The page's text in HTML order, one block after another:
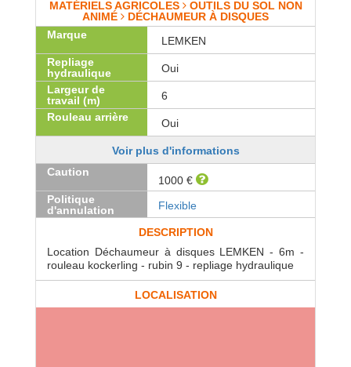
MATÉRIELS AGRICOLES OUTILS DU SOL NON
ANIMÉ
DÉCHAUMEUR À DISQUES
Marque
LEMKEN
Repliage
hydraulique
Oui
Largeur de
travail (m)
6
Rouleau arrière
Oui
Voir plus d'informations
Caution
1000 €
Politique
d'annulation
Flexible
DESCRIPTION
Location Déchaumeur à disques LEMKEN - 6m -
rouleau kockerling - rubin 9 - repliage hydraulique
LOCALISATION